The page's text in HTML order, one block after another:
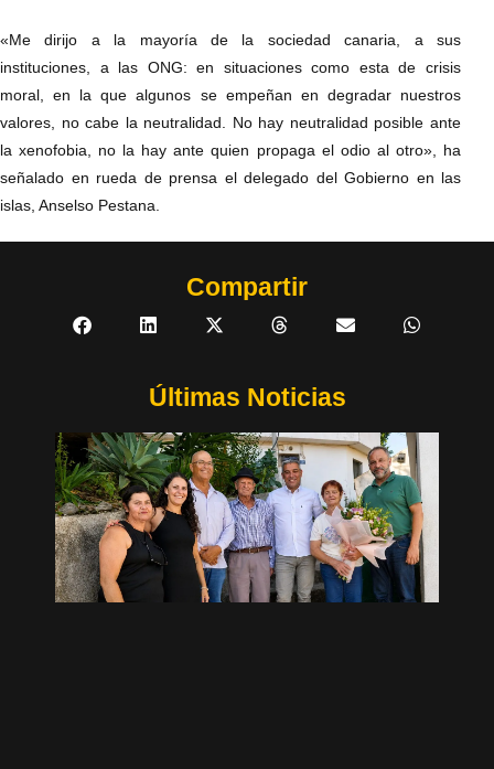
«Me dirijo a la mayoría de la sociedad canaria, a sus
instituciones, a las ONG: en situaciones como esta de crisis
moral, en la que algunos se empeñan en degradar nuestros
valores, no cabe la neutralidad. No hay neutralidad posible ante
la xenofobia, no la hay ante quien propaga el odio al otro», ha
señalado en rueda de prensa el delegado del Gobierno en las
islas, Anselso Pestana.
Compartir
Últimas Noticias